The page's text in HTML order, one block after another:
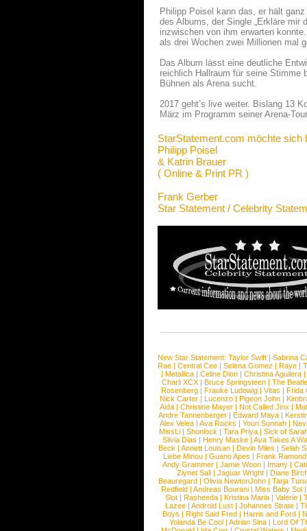
Philipp Poisel kann das, er hält
des Albums, der Single „Erkläre mir
inzwischen von ihm erwarten
als drei Wochen zwei Millionen mal
Das Album lässt eine deutliche
reichlich Hallraum für seine Stimme
Bühnen als Arena sucht.
2017 geht’s live weiter. Bislang 13
März im Programm seiner Arena-
StarStatement.com möchte sich
Philipp Poisel
& Katrin Brauer
( Online & Print PR )
Frank Gerber
Star Statement / Celebrity
New Star Statement: Taylor Swift | Sabrina
Rae |Central Cee |Selena Gomez |Raye |
| Metallica | Celine Dion | Christina Aguilera |
Charli XCX |Bruce Springsteen |The
Rosenberg | Frauke Ludowig | Vitas | Frida
Nick Carter | Lucenzo | Pigeon John |
Aida |Christine Mayer |Not Called Jinx |
Andre Tannenberger | Edward Maya |
Alex Velea | Ava Rocks | Youn Sunnah |
MissLi | Shonlock | Tara Priya | Sick of
Silvia Dias |Henry Maske |Ava Takes A
Beck |Annett Louisan |Devin Miles |Selah
Liebe Minou |Guano Apes |Frank Ramond
Andy Grammer |Jamie Woon | Imany |
Ziynet Sali |Jaguar Wright |Diane
Beauregard |Olivia NewtonJohn |Tarja
Redfield | Andreas Bourani | Miss Baby Sol
Slot | Rasheeda | Kristina Maria | Valerie |
Lazee | Android Lust | Johannes Strate |
Boys | Right Said Fred | Harris and Ford |
Yolanda Be Cool |Adrian Sina |Lord Of